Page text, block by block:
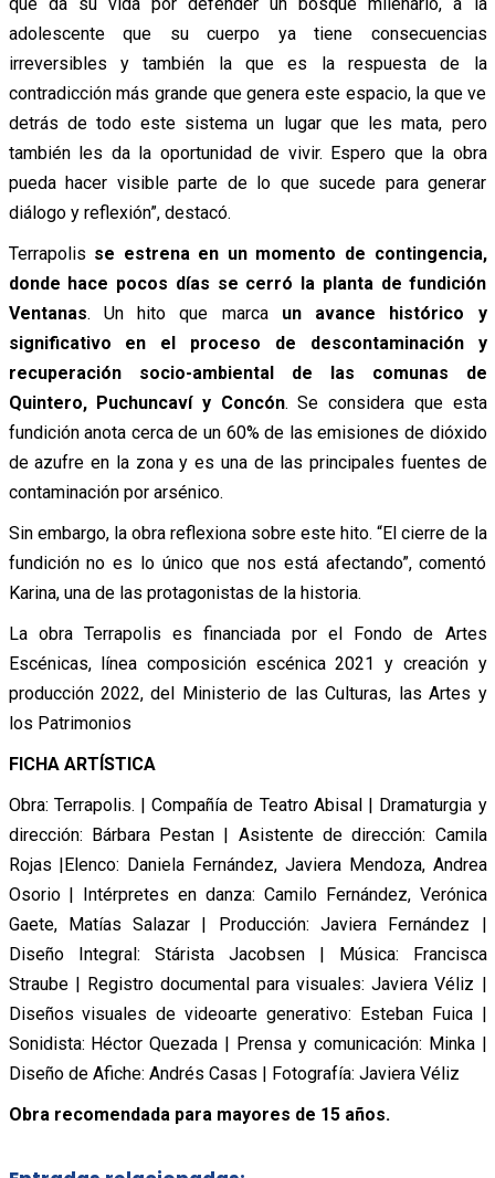
adolescente que su cuerpo ya tiene consecuencias
irreversibles y también la que es la respuesta de la
contradicción más grande que genera este espacio, la que ve
detrás de todo este sistema un lugar que les mata, pero
también les da la oportunidad de vivir. Espero que la obra
pueda hacer visible parte de lo que sucede para generar
diálogo y reflexión”, destacó.
Terrapolis se estrena en un momento de contingencia,
donde hace pocos días se cerró la planta de fundición
Ventanas. Un hito que marca un avance histórico y
significativo en el proceso de descontaminación y
recuperación socio-ambiental de las comunas de
Quintero, Puchuncaví y Concón. Se considera que esta
fundición anota cerca de un 60% de las emisiones de dióxido
de azufre en la zona y es una de las principales fuentes de
contaminación por arsénico.
Sin embargo, la obra reflexiona sobre este hito. “El cierre de la
fundición no es lo único que nos está afectando”, comentó
Karina, una de las protagonistas de la historia.
La obra Terrapolis es financiada por el Fondo de Artes
Escénicas, línea composición escénica 2021 y creación y
producción 2022, del Ministerio de las Culturas, las Artes y
los Patrimonios
FICHA ARTÍSTICA
Obra: Terrapolis. | Compañía de Teatro Abisal | Dramaturgia y
dirección: Bárbara Pestan | Asistente de dirección: Camila
Rojas |Elenco: Daniela Fernández, Javiera Mendoza, Andrea
Osorio | Intérpretes en danza: Camilo Fernández, Verónica
Gaete, Matías Salazar | Producción: Javiera Fernández |
Diseño Integral: Stárista Jacobsen | Música: Francisca
Straube | Registro documental para visuales: Javiera Véliz |
Diseños visuales de videoarte generativo: Esteban Fuica |
Sonidista: Héctor Quezada | Prensa y comunicación: Minka |
Diseño de Afiche: Andrés Casas | Fotografía: Javiera Véliz
Obra recomendada para mayores de 15 años.